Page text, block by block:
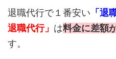
退職代行で１番安い 「退
退職代行」 は料金に差額
す。